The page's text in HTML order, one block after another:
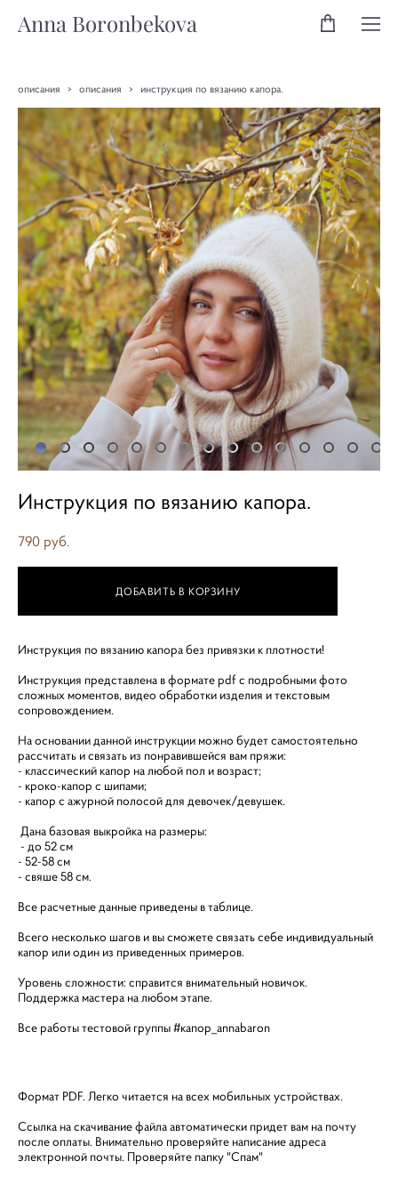
Anna Boronbekova
описания > описания > инструкция по вязанию капора.
Инструкция по вязанию капора.
790 pуб.
ДОБАВИТЬ В КОРЗИНУ
Инструкция по вязанию капора без привязки к плотности!
Инструкция представлена в формате pdf с подробными фото
сложных моментов, видео обработки изделия и текстовым
сопровождением.
На основании данной инструкции можно будет самостоятельно
рассчитать и связать из понравившейся вам пряжи:
- классический капор на любой пол и возраст;
- кроко-капор с шипами;
- капор с ажурной полосой для девочек/девушек.
Дана базовая выкройка на размеры:
- до 52 см
- 52-58 см
- свяше 58 см.
Все расчетные данные приведены в таблице.
Всего несколько шагов и вы сможете связать себе индивидуальный
капор или один из приведенных примеров.
Уровень сложности: справится внимательный новичок.
Поддержка мастера на любом этапе.
Все работы тестовой группы #капор_annabaron
Формат PDF. Легко читается на всех мобильных устройствах.
Ссылка на скачивание файла автоматически придет вам на почту
после оплаты. Внимательно проверяйте написание адреса
электронной почты. Проверяйте папку "Спам"